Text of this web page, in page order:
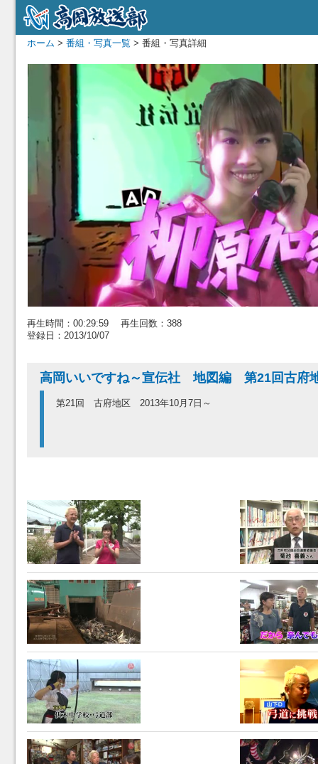
ホーム > 番組・写真一覧 > 番組・写真詳細
再生時間：00:29:59 再生回数：388
登録日：2013/10/07
高岡いいですね～宣伝社 地図編 第21回古府
第21回 古府地区 2013年10月7日～